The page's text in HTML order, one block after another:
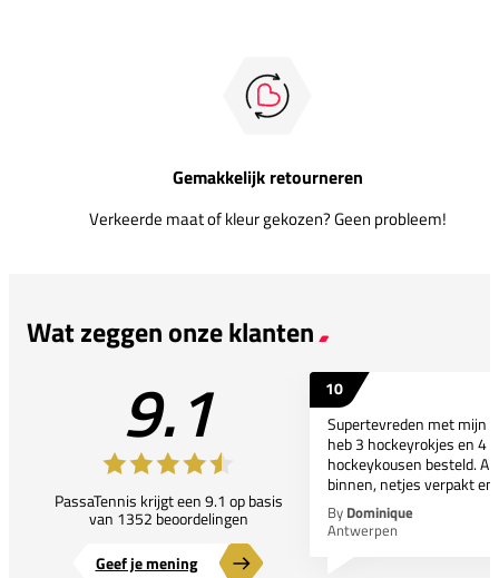
Gemakkelijk retourneren
Verkeerde maat of kleur gekozen? Geen probleem!
Wat zeggen onze klanten
9.1
PassaTennis krijgt een 9.1 op basis
van 1352 beoordelingen
Geef je mening
10
Supertevreden met mijn
heb 3 hockeyrokjes en 4
hockeykousen besteld.
binnen, netjes verpakt
By Dominique
Antwerpen